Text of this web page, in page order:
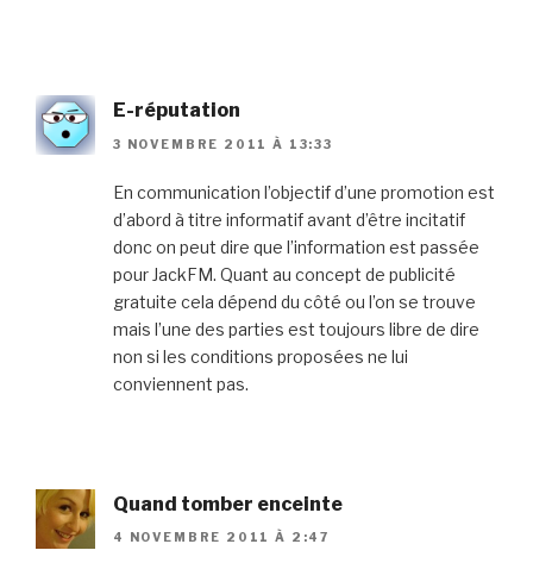
E-réputation
3 NOVEMBRE 2011 À 13:33
En communication l’objectif d’une promotion est
d’abord à titre informatif avant d’être incitatif
donc on peut dire que l’information est passée
pour JackFM. Quant au concept de publicité
gratuite cela dépend du côté ou l’on se trouve
mais l’une des parties est toujours libre de dire
non si les conditions proposées ne lui
conviennent pas.
Quand tomber enceinte
4 NOVEMBRE 2011 À 2:47